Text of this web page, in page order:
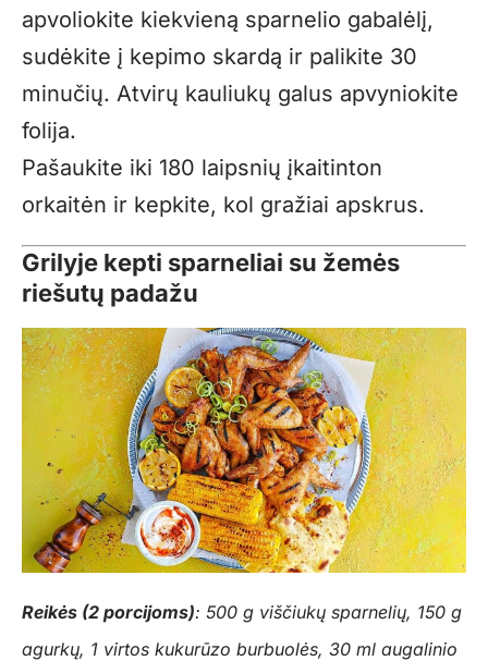
apvoliokite kiekvieną sparnelio gabalėlį,
sudėkite į kepimo skardą ir palikite 30
minučių. Atvirų kauliukų galus apvyniokite
folija.
Pašaukite iki 180 laipsnių įkaitinton
orkaitėn ir kepkite, kol gražiai apskrus.
Grilyje kepti sparneliai su žemės
riešutų padažu
Reikės (2 porcijoms): 500 g viščiukų sparnelių, 150 g
agurkų, 1 virtos kukurūzo burbuolės, 30 ml augalinio